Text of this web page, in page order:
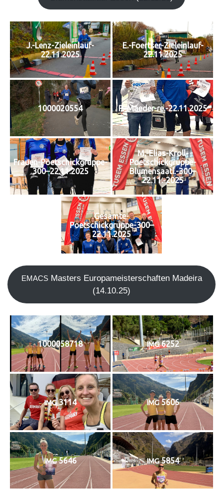
J.-Lenz-Zieleinlauf-
22.11.2025
E.-Foertser-Zieleinlauf-
22.11.2025
1000020554 P.-Maeder-re.-22.11.2025
Frauen-Poetschickgruppe-
300–22.11.2025
M.-Elias-Kroll-
Poetschickgruppe-
Blumensaatl.-300–
22.11.-2025
Gesamte-
Poetschickgruppe-300–
22.11.2025
EMACSMas­ters Euro­pa­meis­ter­schaf­ten Madei­ra
(14.10.25)
1000058718 IMG6252
IMG3114 IMG5606
IMG5646 IMG5854